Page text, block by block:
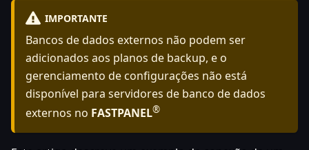
IMPORTANTE
Bancos de dados externos não podem ser
adicionados aos planos de backup, e o
gerenciamento de configurações não está
disponível para servidores de banco de dados
externos no FASTPANEL®